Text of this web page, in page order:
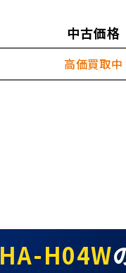
中古価格
高価買取中
HA-H04W